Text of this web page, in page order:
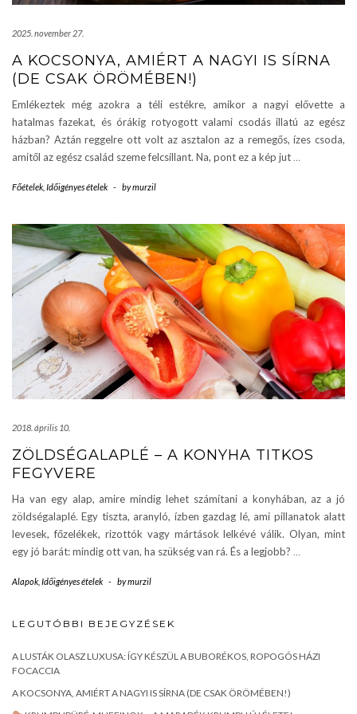
2025. november 27.
A KOCSONYA, AMIÉRT A NAGYI IS SÍRNA
(DE CSAK ÖRÖMÉBEN!)
Emlékeztek még azokra a téli estékre, amikor a nagyi elővette a
hatalmas fazekat, és órákig rotyogott valami csodás illatú az egész
házban? Aztán reggelre ott volt az asztalon az a remegős, ízes csoda,
amitől az egész család szeme felcsillant. Na, pont ez a kép jut …
Főételek Időigényes ételek - bymurzil
2018. április 10.
ZÖLDSÉGALAPLÉ – A KONYHA TITKOS
FEGYVERE
Ha van egy alap, amire mindig lehet számítani a konyhában, az a jó
zöldségalaplé. Egy tiszta, aranyló, ízben gazdag lé, ami pillanatok alatt
levesek, főzelékek, rizottók vagy mártások lelkévé válik. Olyan, mint
egy jó barát: mindig ott van, ha szükség van rá. És a legjobb? …
Alapok Időigényes ételek - bymurzil
LEGUTÓBBI BEJEGYZÉSEK
A LUSTÁK OLASZ LUXUSA: ÍGY KÉSZÜL A BUBORÉKOS, ROPOGÓS HÁZI
FOCACCIA
A KOCSONYA, AMIÉRT A NAGYI IS SÍRNA (DE CSAK ÖRÖMÉBEN!)